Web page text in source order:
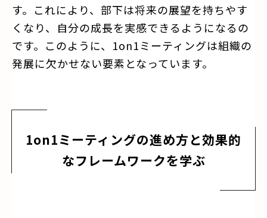
す。これにより、部下は将来の展望を持ちやす
くなり、自分の成長を実感できるようになるの
です。このように、1on1ミーティングは組織の
発展に欠かせない要素となっています。
1on1ミーティングの進め方と効果的
なフレームワークを学ぶ